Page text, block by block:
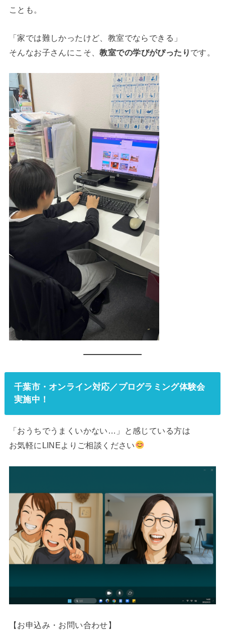
ことも。
「家では難しかったけど、教室でならできる」
そんなお子さんにこそ、教室での学びがぴったり です。
千葉市・オンライン対応／プログラミング体験会
実施中！
「おうちでうまくいかない…」と感じている方は
お気軽にLINEよりご相談ください
【お申込み・お問い合わせ】